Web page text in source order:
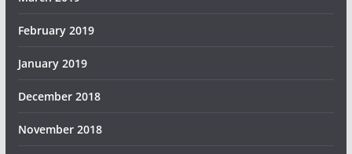
February 2019
January 2019
December 2018
November 2018